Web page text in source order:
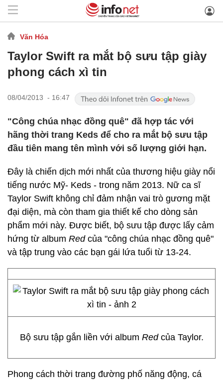
Văn Hóa
Taylor Swift ra mắt bộ sưu tập giày
phong cách xì tin
08/04/2013 - 16:47
"Công chúa nhạc đồng quê" đã hợp tác với
hãng thời trang Keds để cho ra mắt bộ sưu tập
đầu tiên mang tên mình với số lượng giới hạn.
Đây là chiến dịch mới nhất của thương hiệu giày nổi
tiếng nước Mỹ- Keds - trong năm 2013. Nữ ca sĩ
Taylor Swift không chỉ đảm nhận vai trò gương mặt
đại diện, mà còn tham gia thiết kế cho dòng sản
phẩm mới này. Được biết, bộ sưu tập được lấy cảm
hứng từ album Redcủa "công chúa nhạc đồng quê"
và tập trung vào các bạn gái lứa tuổi từ 13-24.
Bộ sưu tập gắn liền với album Redcủa Taylor.
Phong cách thời trang đường phố năng động, cá